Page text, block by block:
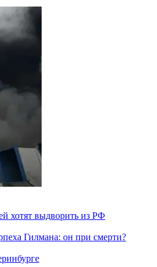
хотят выдворить из РФ
Гилмана: он при смерти?